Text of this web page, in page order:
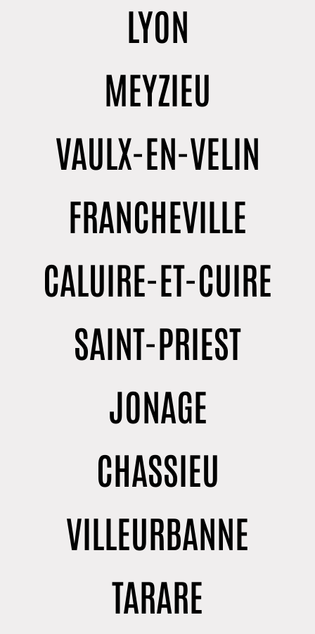
LYON
MEYZIEU
VAULX-EN-VELIN
FRANCHEVILLE
CALUIRE-ET-CUIRE
SAINT-PRIEST
JONAGE
CHASSIEU
VILLEURBANNE
TARARE